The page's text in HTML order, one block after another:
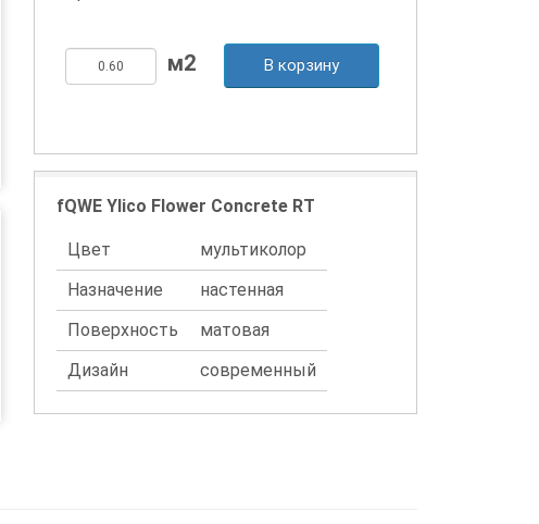
В корзину
fQWE Ylico Flower Concrete RT
Цвет
мультиколор
Назначение
настенная
Поверхность
матовая
Дизайн
современный